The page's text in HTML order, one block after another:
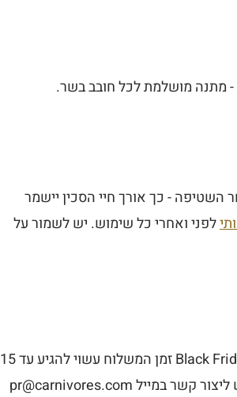
- מתנה מושלמת לכל חובב בשר.
השטיפה - כך אורך חיי הסכין יישמר
לפני ואחרי כל שימוש. יש לשמור על
הסכין נשלחת עד הבית עם שליח, עד 10 ימי עסקים. בימי מבצע ו-Black Friday זמן המשלוח עשוי להגיע עד 15